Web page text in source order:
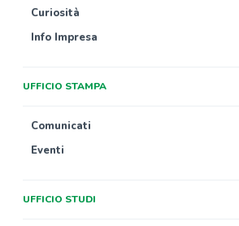
Curiosità
Info Impresa
UFFICIO STAMPA
Comunicati
Eventi
UFFICIO STUDI